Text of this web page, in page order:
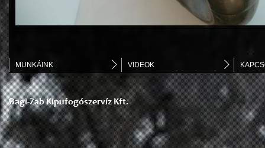
MUNKÁINK VIDEOK